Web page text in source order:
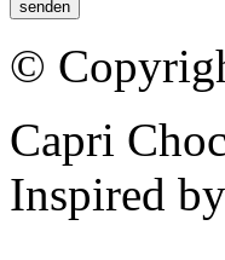
©
Capri
Inspired